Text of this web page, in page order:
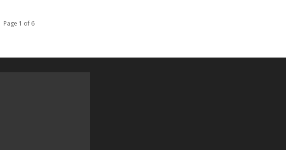
Page 1 of 6